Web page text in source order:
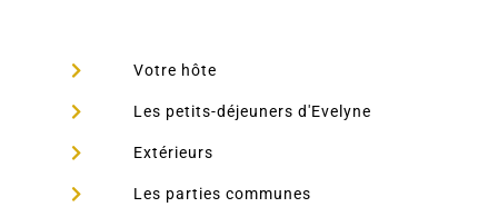
Votre hôte
Les petits-déjeuners d'Evelyne
Extérieurs
Les parties communes